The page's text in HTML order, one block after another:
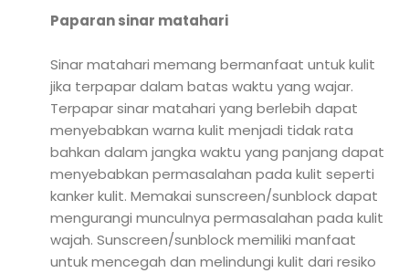
Paparan sinar matahari
Sinar matahari memang bermanfaat untuk kulit
jika terpapar dalam batas waktu yang wajar.
Terpapar sinar matahari yang berlebih dapat
menyebabkan warna kulit menjadi tidak rata
bahkan dalam jangka waktu yang panjang dapat
menyebabkan permasalahan pada kulit seperti
kanker kulit. Memakai sunscreen/sunblock dapat
mengurangi munculnya permasalahan pada kulit
wajah. Sunscreen/sunblock memiliki manfaat
untuk mencegah dan melindungi kulit dari resiko